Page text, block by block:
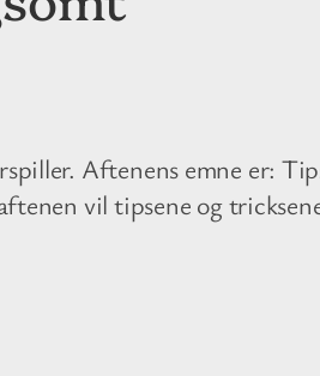
Aftenens emne er:
vil tipsene og